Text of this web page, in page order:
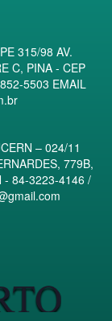
315/98 AV.
C, PINA - CEP
5503 EMAIL
– 024/11
779B,
- 84-3223-4146 /